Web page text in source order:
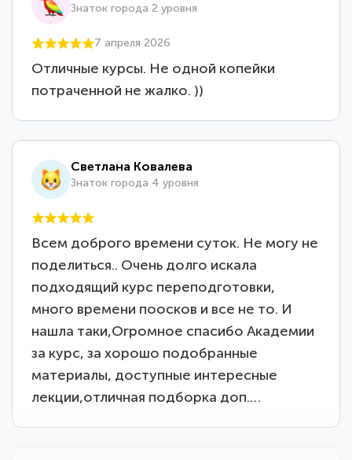
Знаток города 2 уровня
7 апреля 2026
Отличные курсы. Не одной копейки
потраченной не жалко. ))
Светлана Ковалева
Знаток города 4 уровня
Всем доброго времени суток. Не могу не
поделиться.. Очень долго искала
подходящий курс переподготовки,
много времени поосков и все не то. И
нашла таки,Огромное спасибо Академии
за курс, за хорошо подобранные
материалы, доступные интересные
лекции,отличная подборка доп.…